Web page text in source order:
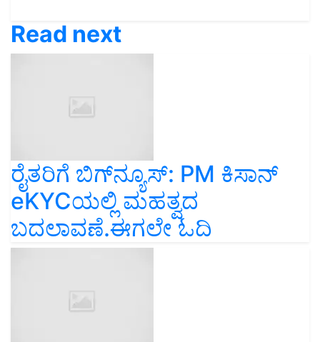
Read next
ರೈತರಿಗೆ ಬಿಗ್‌ನ್ಯೂಸ್‌: PM ಕಿಸಾನ್‌
eKYCಯಲ್ಲಿ ಮಹತ್ವದ
ಬದಲಾವಣೆ.ಈಗಲೇ ಓದಿ